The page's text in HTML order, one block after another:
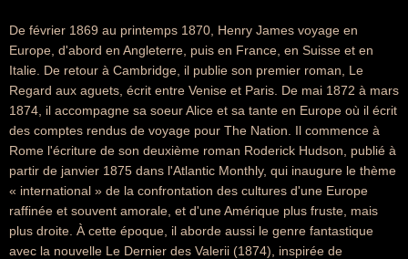
De février 1869 au printemps 1870, Henry James voyage en
Europe, d'abord en Angleterre, puis en France, en Suisse et en
Italie. De retour à Cambridge, il publie son premier roman, Le
Regard aux aguets, écrit entre Venise et Paris. De mai 1872 à mars
1874, il accompagne sa soeur Alice et sa tante en Europe où il écrit
des comptes rendus de voyage pour The Nation. Il commence à
Rome l'écriture de son deuxième roman Roderick Hudson, publié à
partir de janvier 1875 dans l'Atlantic Monthly, qui inaugure le thème
« international » de la confrontation des cultures d'une Europe
raffinée et souvent amorale, et d'une Amérique plus fruste, mais
plus droite. À cette époque, il aborde aussi le genre fantastique
avec la nouvelle Le Dernier des Valerii (1874), inspirée de